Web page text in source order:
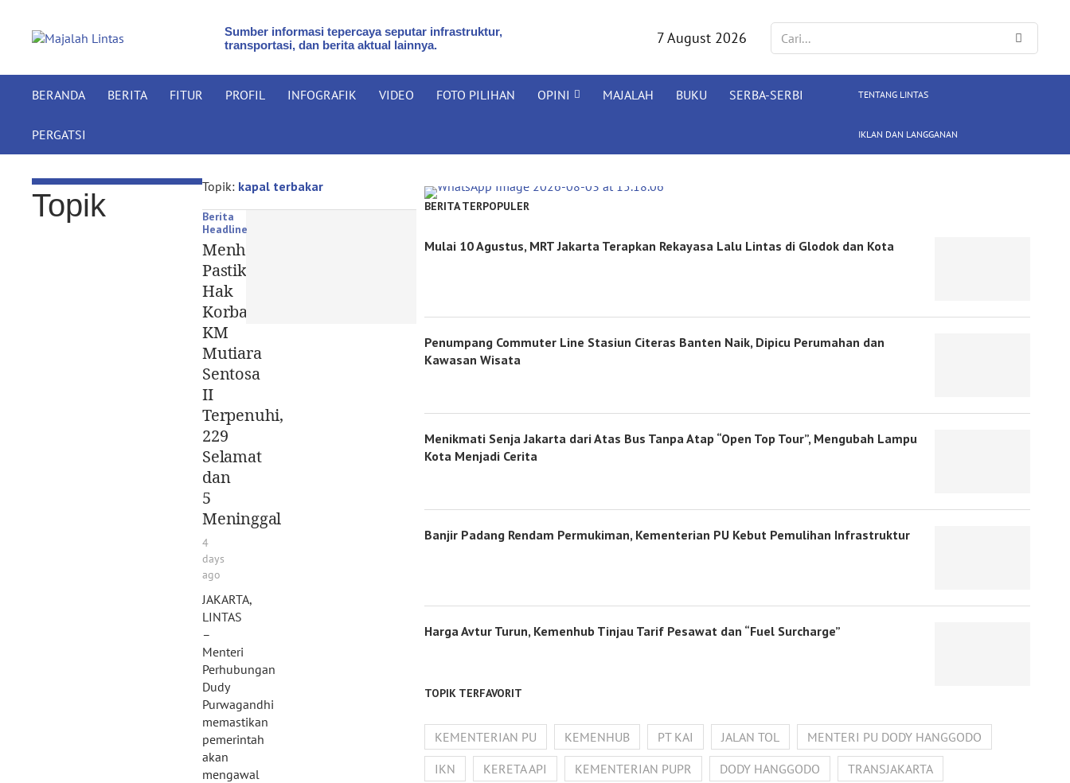
Sumber informasi tepercaya seputar infrastruktur,
transportasi, dan berita aktual lainnya.
7 August 2026
BERANDA BERITA FITUR PROFIL INFOGRAFIK VIDEO FOTO PILIHAN OPINI MAJALAH BUKU SERBA-SERBI
PERGATSI
TENTANG LINTAS
IKLAN DAN LANGGANAN
Topik
Topik: kapal terbakar
Berita
Headline
Menhub
Pastikan
Hak
Korban
KM
Mutiara
Sentosa
II
Terpenuhi,
229
Selamat
dan
5
Meninggal
4
days
ago
JAKARTA,
LINTAS
–
Menteri
Perhubungan
Dudy
Purwagandhi
memastikan
pemerintah
akan
mengawal
BERITA TERPOPULER
Mulai 10 Agustus, MRT Jakarta Terapkan Rekayasa Lalu Lintas di Glodok dan Kota
Penumpang Commuter Line Stasiun Citeras Banten Naik, Dipicu Perumahan dan
Kawasan Wisata
Menikmati Senja Jakarta dari Atas Bus Tanpa Atap “Open Top Tour”, Mengubah Lampu
Kota Menjadi Cerita
Banjir Padang Rendam Permukiman, Kementerian PU Kebut Pemulihan Infrastruktur
Harga Avtur Turun, Kemenhub Tinjau Tarif Pesawat dan “Fuel Surcharge”
TOPIK TERFAVORIT
KEMENTERIAN PU KEMENHUB PT KAI JALAN TOL
MENTERI PU DODY HANGGODO
IKN
KERETA API KEMENTERIAN PUPR DODY HANGGODO
TRANSJAKARTA